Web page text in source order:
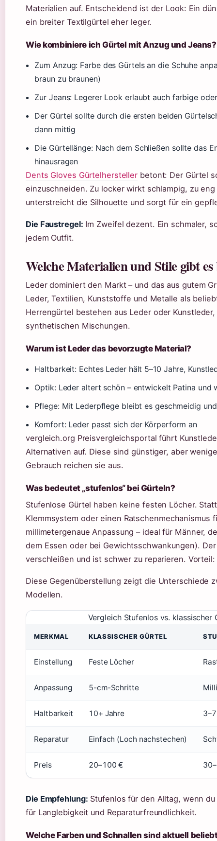
Materialien auf. Entscheidend ist der Look: Ein
ein breiter Textilgürtel eher leger.
Wie kombiniere ich Gürtel mit Anzug und Jeans?
Zum Anzug: Farbe des Gürtels an die Schuhe
braun zu braunen)
Zur Jeans: Legerer Look erlaubt auch farbige
Der Gürtel sollte durch die ersten beiden
dann mittig
Die Gürtellänge: Nach dem Schließen sollte das
hinausragen
Dents Gloves Gürtelhersteller betont: Der Gürtel
einzuschneiden. Zu locker wirkt schlampig, zu
unterstreicht die Silhouette und sorgt für ein
Die Faustregel: Im Zweifel dezent. Ein schmaler,
jedem Outfit.
Welche Materialien und Stile gibt
Leder dominiert den Markt – und das aus gutem
Leder, Textilien, Kunststoffe und Metalle als
Herrengürtel bestehen aus Leder oder
synthetischen Mischungen.
Warum ist Leder das bevorzugte Material?
Haltbarkeit: Echtes Leder hält 5–10 Jahre,
Optik: Leder altert schön – entwickelt Patina und
Pflege: Mit Lederpflege bleibt es geschmeidig
Komfort: Leder passt sich der Körperform an
vergleich.org Preisvergleichsportal führt
Alternativen auf. Diese sind günstiger, aber
Gebrauch reichen sie aus.
Was bedeutet „stufenlos“ bei Gürteln?
Stufenlose Gürtel haben keine festen Löcher.
Klemmsystem oder einen Ratschenmechanismus
millimetergenaue Anpassung – ideal für Männer,
dem Essen oder bei Gewichtsschwankungen).
verschleißen und ist schwer zu reparieren.
Diese Gegenüberstellung zeigt die Unterschiede
Modellen.
Vergleich Stufenlos vs. klassischer
MERKMAL KLASSISCHER GÜRTEL
Einstellung Feste Löcher
Anpassung 5-cm-Schritte
Haltbarkeit 10+ Jahre
Reparatur Einfach (Loch nachstechen)
Preis 20–100 €
Die Empfehlung: Stufenlos für den Alltag, wenn
für Langlebigkeit und Reparaturfreundlichkeit.
Welche Farben und Schnallen sind aktuell